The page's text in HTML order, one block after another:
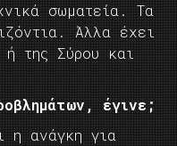
σωματεία. Τα
Άλλα έχει
της Σύρου και
έγινε;
η ανάγκη για